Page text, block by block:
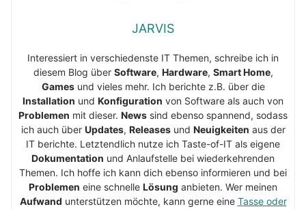
JARVIS
Interessiert in verschiedenste IT Themen, schreibe ich in
diesem Blog über Software, Hardware, Smart Home,
Gamesund vieles mehr. Ich berichte z.B. über die
Installation und Konfiguration von Software als auch von
Problemen mit dieser. News sind ebenso spannend, sodass
ich auch über Updates, Releasesund Neuigkeiten aus der
IT berichte. Letztendlich nutze ich Taste-of-IT als eigene
Dokumentation und Anlaufstelle bei wiederkehrenden
Themen. Ich hoffe ich kann dich ebenso informieren und bei
Problemen eine schnelle Lösung anbieten. Wer meinen
Aufwand unterstützen möchte, kann gerne eine Tasse oder